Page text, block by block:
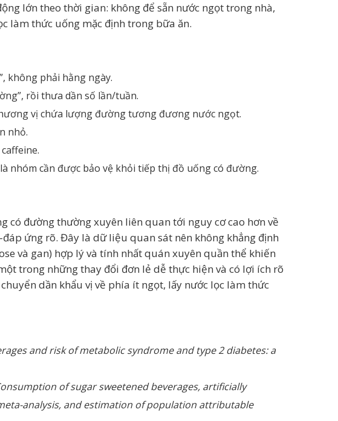
lớn theo thời gian: không để sẵn nước ngọt trong nhà,
làm thức uống mặc định trong bữa ăn.
không phải hằng ngày.
rồi thưa dần số lần/tuần.
vị chứa lượng đường tương đương nước ngọt.
nhỏ.
nhóm cần được bảo vệ khỏi tiếp thị đồ uống có đường.
có đường thường xuyên liên quan tới nguy cơ cao hơn về
ứng rõ. Đây là dữ liệu quan sát nên không khẳng định
và gan) hợp lý và tính nhất quán xuyên quần thể khiến
trong những thay đổi đơn lẻ dễ thực hiện và có lợi ích rõ
dần khẩu vị về phía ít ngọt, lấy nước lọc làm thức
and risk of metabolic syndrome and type 2 diabetes: a
of sugar sweetened beverages, artificially
analysis, and estimation of population attributable